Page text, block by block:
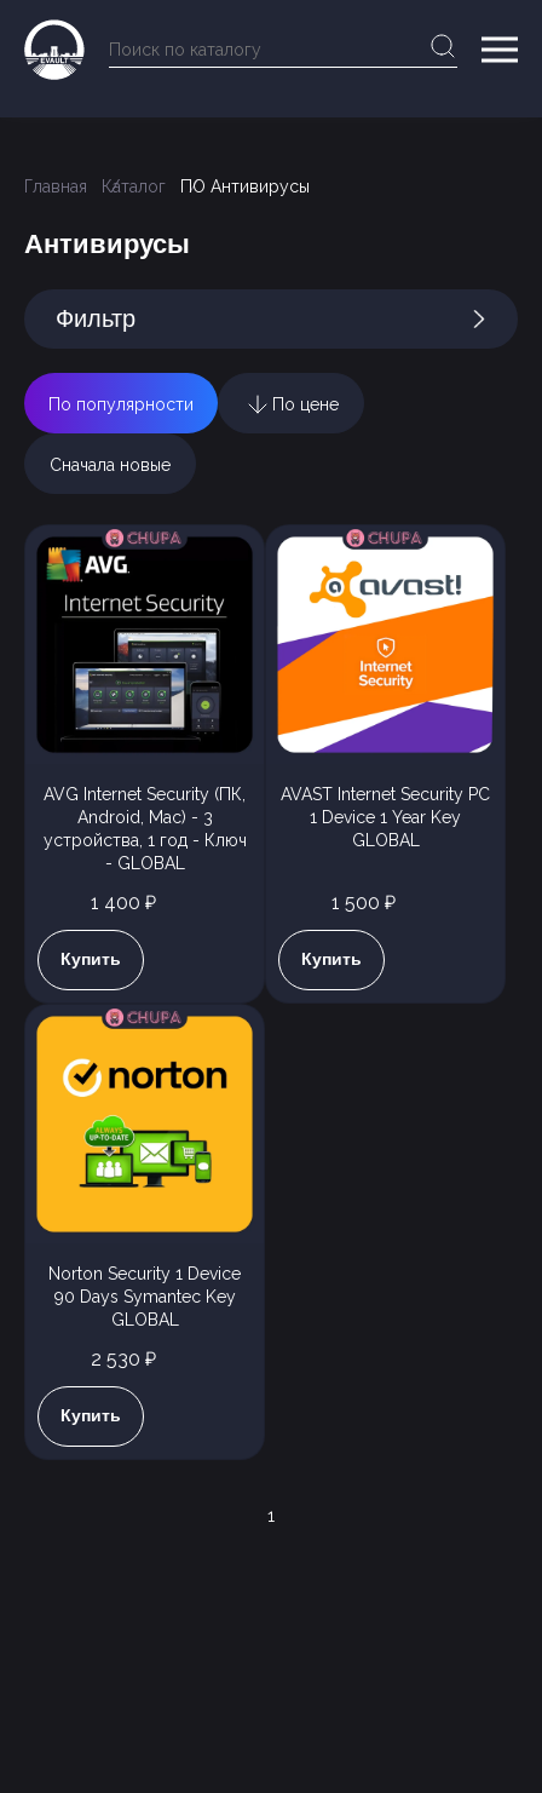
Главная Каталог ПО Антивирусы
Антивирусы
Фильтр
По популярности По цене
Сначала новые
AVG Internet Security (ПК,
Android, Mac) - 3
устройства, 1 год - Ключ
- GLOBAL
1 400 ₽
Купить
AVAST Internet Security PC
1 Device 1 Year Key
GLOBAL
1 500 ₽
Купить
Norton Security 1 Device
90 Days Symantec Key
GLOBAL
2 530 ₽
Купить
1